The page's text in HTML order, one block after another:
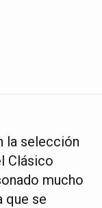
la selección
Clásico
mucho
que se